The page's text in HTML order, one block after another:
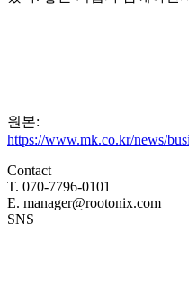
원본:
https://www.mk.co.kr/news/
Contact
T. 070-7796-0101
E. manager@rootonix.com
SNS